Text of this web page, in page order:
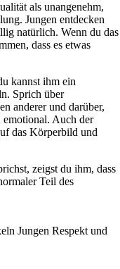
als unangenehm,
Jungen entdecken
natürlich. Wenn du das
dass es etwas
kannst ihm ein
Sprich über
anderer und darüber,
emotional. Auch der
das Körperbild und
zeigst du ihm, dass
Teil des
Jungen Respekt und